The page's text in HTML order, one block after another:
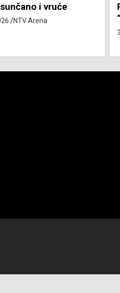
za traktor
84 korisnika